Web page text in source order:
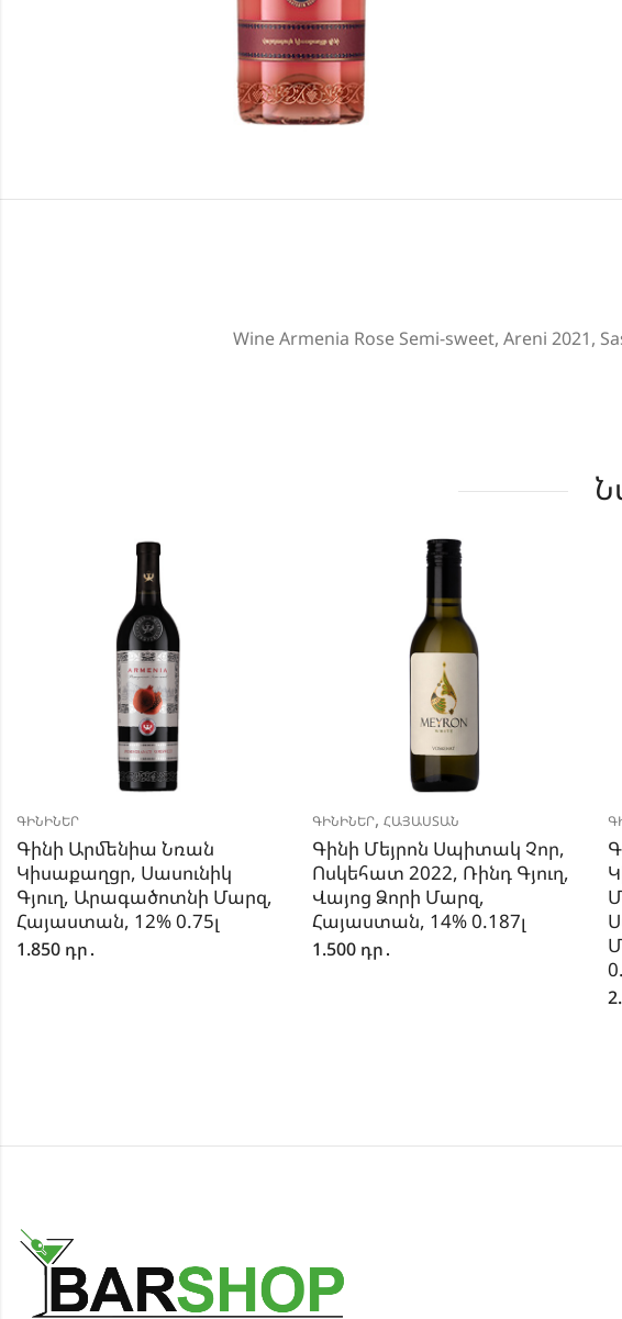
Wine Armenia Rose Semi-sweet, Areni 2021,
ԳԻՆԻՆԵՐ
Գինի Արմենիա Նռան
Կիսաքաղցր, Սասունիկ
Գյուղ, Արագածոտնի Մարզ,
Հայաստան, 12% 0.75լ
1.850 դր․
ԳԻՆԻՆԵՐ, ՀԱՅԱՍՏԱՆ
Գինի Մեյրոն Սպիտակ Չոր,
Ոսկեհատ 2022, Ռինդ Գյուղ,
Վայոց Ձորի Մարզ,
Հայաստան, 14% 0.187լ
1.500 դր․